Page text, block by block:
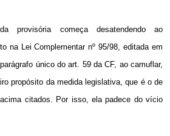
provisória começa desatendendo ao
na Lei Complementar nº 95/98, editada em
único do art. 59 da CF, ao camuflar,
propósito da medida legislativa, que é o de
citados. Por isso, ela padece do vício